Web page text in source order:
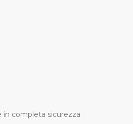
in completa sicurezza